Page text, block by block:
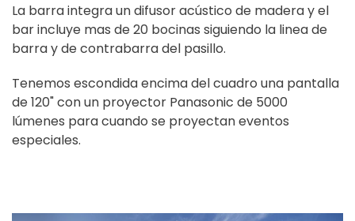
La barra integra un difusor acústico de madera y el
bar incluye mas de 20 bocinas siguiendo la linea de
barra y de contrabarra del pasillo.
Tenemos escondida encima del cuadro una pantalla
de 120" con un proyector Panasonic de 5000
lúmenes para cuando se proyectan eventos
especiales.